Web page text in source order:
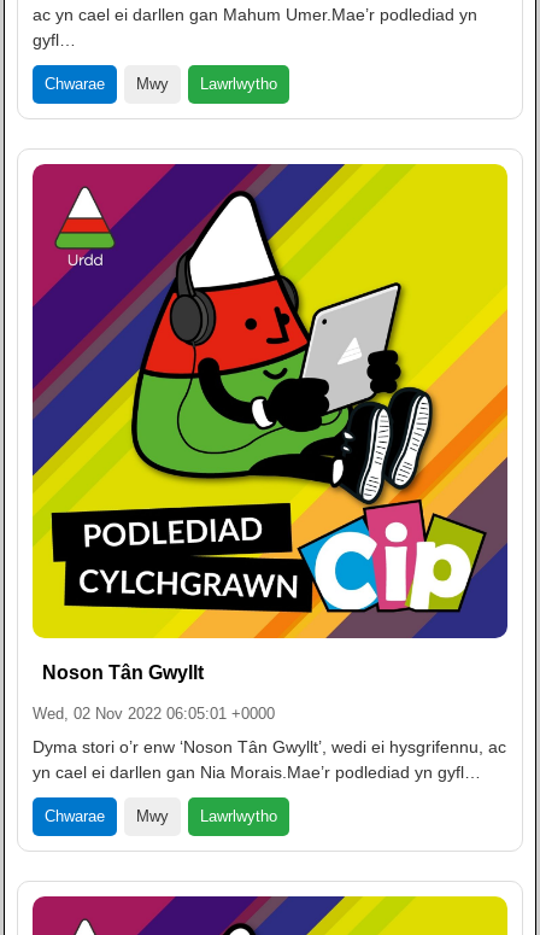
ac yn cael ei darllen gan Mahum Umer.Mae’r podlediad yn
gyfl…
Chwarae Mwy Lawrlwytho
Noson Tân Gwyllt
Wed, 02 Nov 2022 06:05:01 +0000
Dyma stori o’r enw ‘Noson Tân Gwyllt’, wedi ei hysgrifennu, ac
yn cael ei darllen gan Nia Morais.Mae’r podlediad yn gyfl…
Chwarae Mwy Lawrlwytho